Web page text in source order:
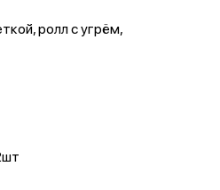
ролл с угрём,